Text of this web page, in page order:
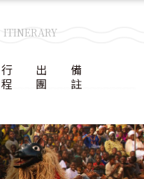
ITINERARY
行
程
出
團
備
註